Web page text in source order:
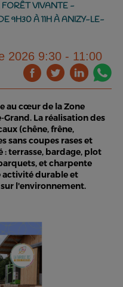
VIVANTE -
9H30 À 11H À ANIZY-LE-
2026 9:30 - 11:00
au cœur de la Zone
La réalisation des
(chêne, frêne,
sans coupes rases et
terrasse, bardage, plot
et charpente
activité durable et
l'environnement.